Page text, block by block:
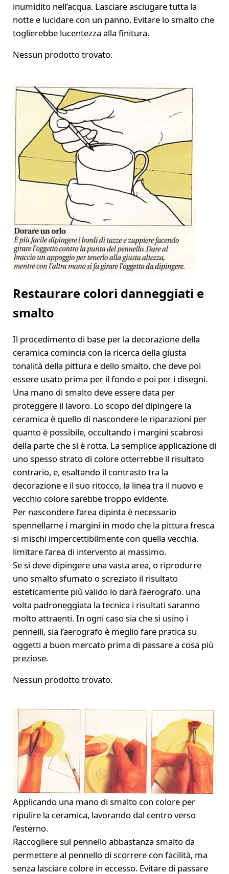
inumidito nell’acqua. Lasciare asciugare tutta la
notte e lucidare con un panno. Evitare lo smalto che
toglierebbe lucentezza alla finitura.
Nessun prodotto trovato.
Restaurare colori danneggiati e
smalto
Il procedimento di base per la decorazione della
ceramica comincia con la ricerca della giusta
tonalità della pittura e dello smalto, che deve poi
essere usato prima per il fondo e poi per i disegni.
Una mano di smalto deve essere data per
proteggere il lavoro. Lo scopo del dipingere la
ceramica è quello di nascondere le riparazioni per
quanto è possibile, occultando i margini scabrosi
della parte che si è rotta. La semplice applicazione di
uno spesso strato di colore otterrebbe il risultato
contrario, e, esaltando il contrasto tra la
decorazione e il suo ritocco, la linea tra il nuovo e
vecchio colore sarebbe troppo evidente.
Per nascondere l’area dipinta è necessario
spennellarne i margini in modo che la pittura fresca
si mischi impercettibilmente con quella vecchia.
limitare l’area di intervento al massimo.
Se si deve dipingere una vasta area, o riprodurre
uno smalto sfumato o screziato il risultato
esteticamente più valido lo darà l’aerografo. una
volta padroneggiata la tecnica i risultati saranno
molto attraenti. In ogni caso sia che si usino i
pennelli, sia l’aerografo è meglio fare pratica su
oggetti a buon mercato prima di passare a cosa più
preziose.
Nessun prodotto trovato.
Applicando una mano di smalto con colore per
ripulire la ceramica, lavorando dal centro verso
l’esterno.
Raccogliere sul pennello abbastanza smalto da
permettere al pennello di scorrere con facilità, ma
senza lasciare colore in eccesso. Evitare di passare